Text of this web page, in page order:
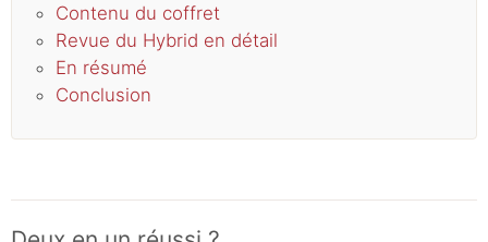
Contenu du coffret
Revue du Hybrid en détail
En résumé
Conclusion